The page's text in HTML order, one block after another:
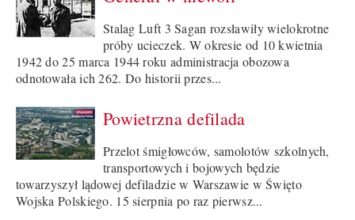
Stalag Luft 3 Sagan rozsławiły wielokrotne
próby ucieczek. W okresie od 10 kwietnia
1942 do 25 marca 1944 roku administracja obozowa
odnotowała ich 262. Do historii przes...
Powietrzna defilada
Przelot śmigłowców, samolotów szkolnych,
transportowych i bojowych będzie
towarzyszył lądowej defiladzie w Warszawie w Święto
Wojska Polskiego. 15 sierpnia po raz pierwsz...